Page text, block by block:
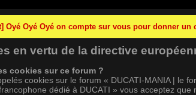
Oyé Oyé Oyé on compte sur vous pour donner
en vertu de la directive
cookies sur ce forum ?
cookies sur le forum « DUCATI-MANIA | le
dédié à DUCATI » vous acceptez